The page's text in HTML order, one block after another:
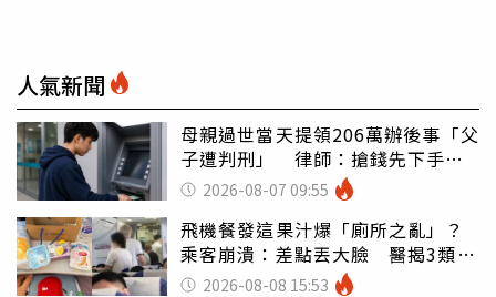
人氣新聞
母親過世當天提領206萬辦後事「父
子遭判刑」 律師：搶錢先下手是
罪 2026-08-07 09:55
飛機餐發這果汁爆「廁所之亂」？
乘客崩潰：差點丟大臉 醫揭3類人
別亂喝
2026-08-08 15:53